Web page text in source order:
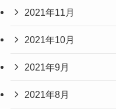
2021年11月
2021年10月
2021年9月
2021年8月